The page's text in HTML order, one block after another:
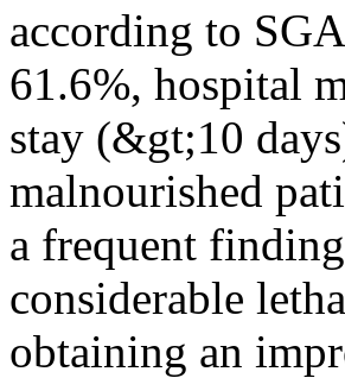
according to
61.6%, hospital
stay (&gt;10
malnourished
a frequent
considerable
obtaining an